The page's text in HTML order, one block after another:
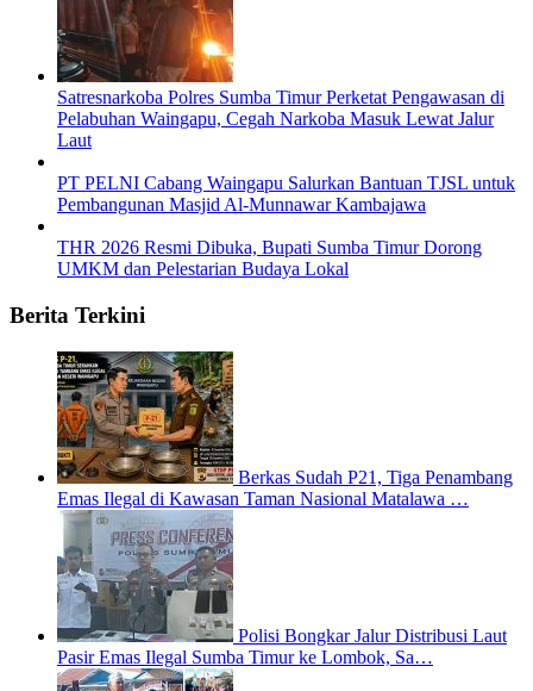
Satresnarkoba Polres Sumba Timur Perketat Pengawasan di
Pelabuhan Waingapu, Cegah Narkoba Masuk Lewat Jalur
Laut
PT PELNI Cabang Waingapu Salurkan Bantuan TJSL untuk
Pembangunan Masjid Al-Munnawar Kambajawa
THR 2026 Resmi Dibuka, Bupati Sumba Timur Dorong
UMKM dan Pelestarian Budaya Lokal
Berita Terkini
Berkas Sudah P21, Tiga Penambang
Emas Ilegal di Kawasan Taman Nasional Matalawa …
Polisi Bongkar Jalur Distribusi Laut
Pasir Emas Ilegal Sumba Timur ke Lombok, Sa…